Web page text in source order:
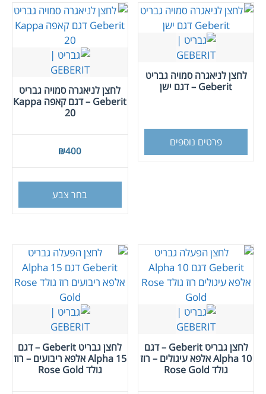
לחצן לניאגרה סמויה גבריט
Geberit – דגם ישן
פרטים נוספים
לחצן לניאגרה סמויה גבריט
Geberit – דגם קאפה Kappa
20
₪400
בחר צבע
יש
את
לחצן גבריט Geberit – דגם
Alpha 10 אלפא עיגולים – רוז
גולד Rose Gold
לחצן גבריט Geberit – דגם
Alpha 15 אלפא ריבועים – רוז
גולד Rose Gold